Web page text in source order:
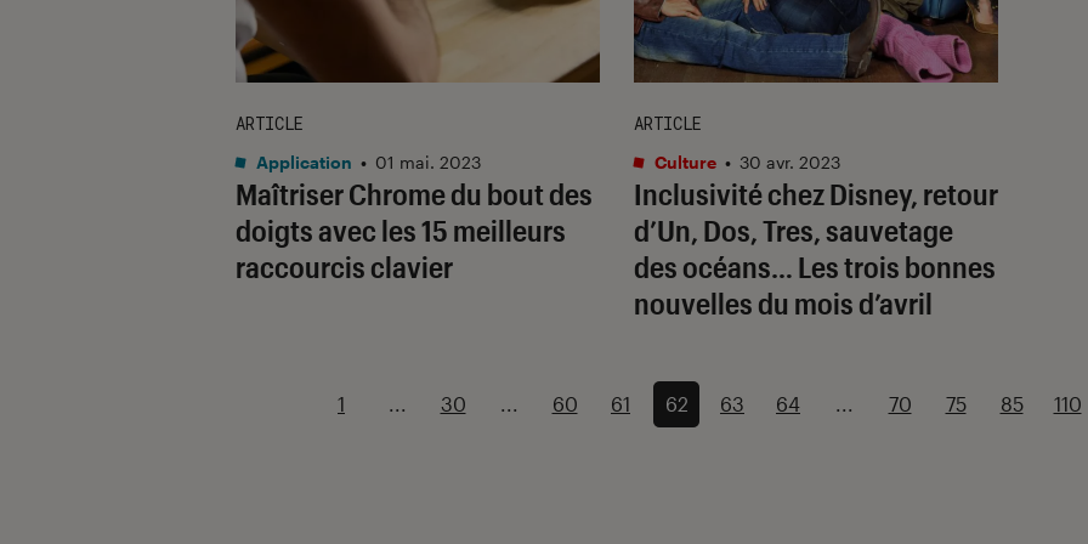
Maîtriser Chrome du bout des
doigts avec les 15 meilleurs
raccourcis clavier
ARTICLE
Application • 01 mai. 2023
Inclusivité chez Disney, retour
d’Un, Dos, Tres, sauvetage
des océans… Les trois bonnes
nouvelles du mois d’avril
ARTICLE
Culture • 30 avr. 2023
1 ... 30 ... 60 61 62 63 64 ... 70 75 85 110